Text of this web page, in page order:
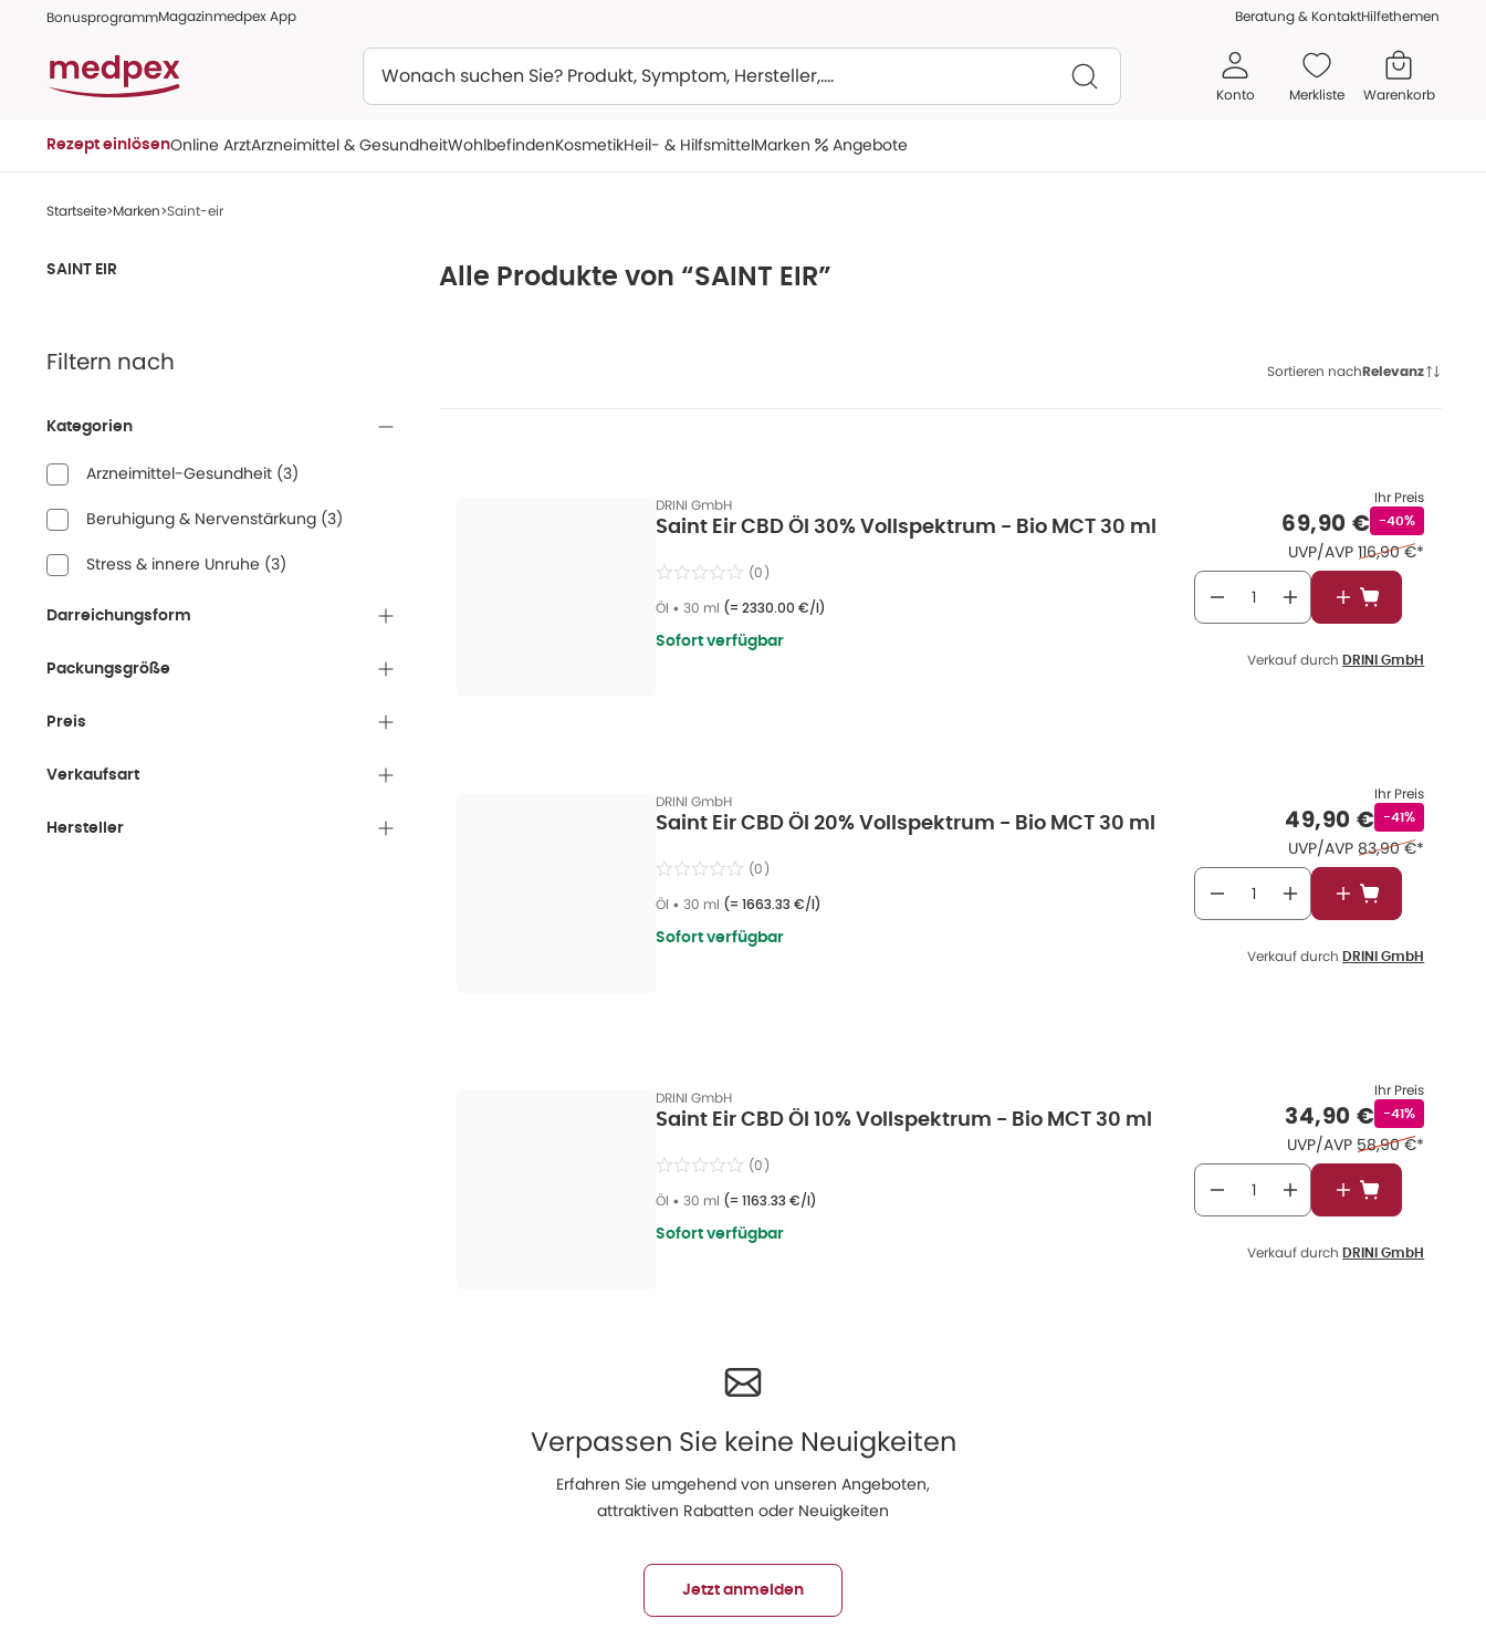
BonusprogrammMagazinmedpex App Beratung & KontaktHilfethemen
Konto Merkliste Warenkorb
Rezept einlösenOnline ArztArzneimittel & GesundheitWohlbefindenKosmetikHeil- & HilfsmittelMarken Angebote
Startseite Marken Saint-eir
Alle Produkte von “SAINT EIR”
SAINT EIR
Filtern nach
Kategorien
Arzneimittel-Gesundheit (3)
Beruhigung & Nervenstärkung (3)
Stress & innere Unruhe (3)
Darreichungsform
Packungsgröße
Preis
Verkaufsart
Hersteller
Sortieren nachRelevanz
DRINI GmbH
Saint Eir CBD Öl 30% Vollspektrum - Bio MCT 30 ml
(0)
Öl • 30 ml (= 2330.00 €/l)
Sofort verfügbar
Ihr Preis
Verkaufspreis
69,90 €Rabattstempel
-40%
UVP/AVP Ehemaliger Preis
116,90 €*
In den
Verkauf durch DRINI GmbH
DRINI GmbH
Saint Eir CBD Öl 20% Vollspektrum - Bio MCT 30 ml
(0)
Öl • 30 ml (= 1663.33 €/l)
Sofort verfügbar
Ihr Preis
Verkaufspreis
49,90 €Rabattstempel
-41%
UVP/AVP Ehemaliger Preis
83,90 €*
In den
Verkauf durch DRINI GmbH
DRINI GmbH
Saint Eir CBD Öl 10% Vollspektrum - Bio MCT 30 ml
(0)
Öl • 30 ml (= 1163.33 €/l)
Sofort verfügbar
Ihr Preis
Verkaufspreis
34,90 €Rabattstempel
-41%
UVP/AVP Ehemaliger Preis
58,90 €*
In den
Verkauf durch DRINI GmbH
Verpassen Sie keine Neuigkeiten
Erfahren Sie umgehend von unseren Angeboten,
attraktiven Rabatten oder Neuigkeiten
Jetzt anmelden